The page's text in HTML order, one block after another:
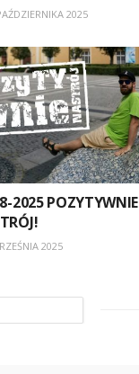
2025
2025 POZYTYWNIE
2025